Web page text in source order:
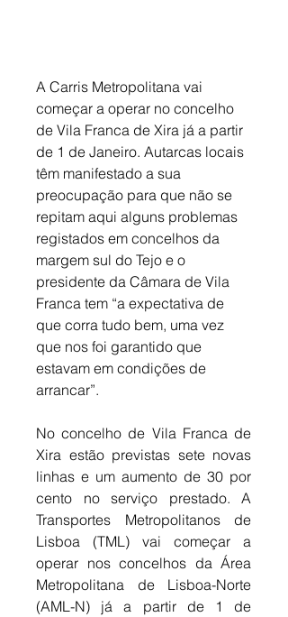
A Carris Metropolitana vai
começar a operar no concelho
de Vila Franca de Xira já a partir
de 1 de Janeiro. Autarcas locais
têm manifestado a sua
preocupação para que não se
repitam aqui alguns problemas
registados em concelhos da
margem sul do Tejo e o
presidente da Câmara de Vila
Franca tem “a expectativa de
que corra tudo bem, uma vez
que nos foi garantido que
estavam em condições de
arrancar”.
No concelho de Vila Franca de
Xira estão previstas sete novas
linhas e um aumento de 30 por
cento no serviço prestado. A
Transportes Metropolitanos de
Lisboa (TML) vai começar a
operar nos concelhos da Área
Metropolitana de Lisboa-Norte
(AML-N) já a partir de 1 de